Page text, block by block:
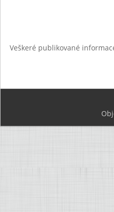
Veškeré publikované